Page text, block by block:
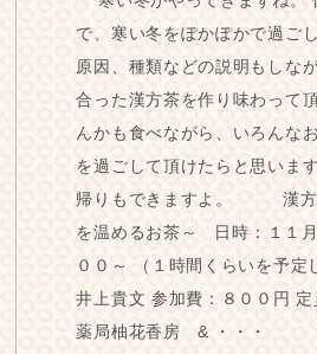
で、寒い冬をぽかぽかで過ご
原因、種類などの説明もしな
合った漢方茶を作り味わって
んかも食べながら、いろんな
を過ごして頂けたらと思いま
帰りもできますよ。 漢
を温めるお茶～ 日時：１１
００～ （１時間くらいを予定
井上貴文 参加費：８００円
薬局柚花香房 & ・・・